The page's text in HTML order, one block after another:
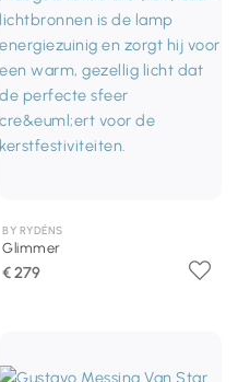
BY RYDÉNS
Glimmer
€ 279